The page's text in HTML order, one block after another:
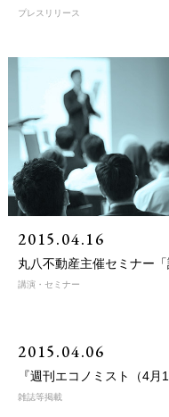
プレスリリース
2015.04.16
丸八不動産主催セミナー
講演・セミナー
2015.04.06
『週刊エコノミスト（4月
雑誌等掲載